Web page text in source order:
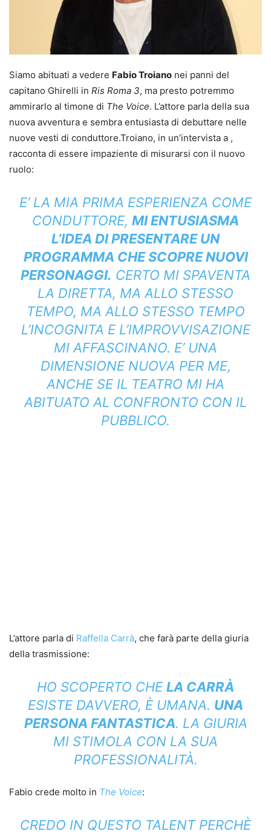
Siamo abituati a vedere Fabio Troiano nei panni del
capitano Ghirelli in Ris Roma 3, ma presto potremmo
ammirarlo al timone di The Voice. L’attore parla della sua
nuova avventura e sembra entusiasta di debuttare nelle
nuove vesti di conduttore.Troiano, in un’intervista a ,
racconta di essere impaziente di misurarsi con il nuovo
ruolo:
E’ LA MIA PRIMA ESPERIENZA COME
CONDUTTORE, MI ENTUSIASMA
L’IDEA DI PRESENTARE UN
PROGRAMMA CHE SCOPRE NUOVI
PERSONAGGI. CERTO MI SPAVENTA
LA DIRETTA, MA ALLO STESSO
TEMPO, MA ALLO STESSO TEMPO
L’INCOGNITA E L’IMPROVVISAZIONE
MI AFFASCINANO. E’ UNA
DIMENSIONE NUOVA PER ME,
ANCHE SE IL TEATRO MI HA
ABITUATO AL CONFRONTO CON IL
PUBBLICO.
L’attore parla di Raffella Carrà, che farà parte della giuria
della trasmissione:
HO SCOPERTO CHELA CARRÀ
ESISTE DAVVERO, È UMANA. UNA
PERSONA FANTASTICA. LA GIURIA
MI STIMOLA CON LA SUA
PROFESSIONALITÀ.
Fabio crede molto in The Voice:
CREDO IN QUESTO TALENT PERCHÈ